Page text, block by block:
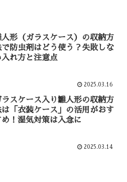
人形（ガラスケース）の収納方
で防虫剤はどう使う？失敗しな
入れ方と注意点
2025.03.16
ラスケース入り雛人形の収納方
は「衣装ケース」の活用がおす
め！湿気対策は入念に
2025.03.14